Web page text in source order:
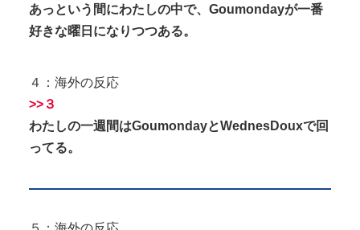
あっという間にわたしの中で、Goumondayが一番
好きな曜日になりつつある。
４：海外の反応
>>３
わたしの一週間はGoumondayとWednesDouxで回
ってる。